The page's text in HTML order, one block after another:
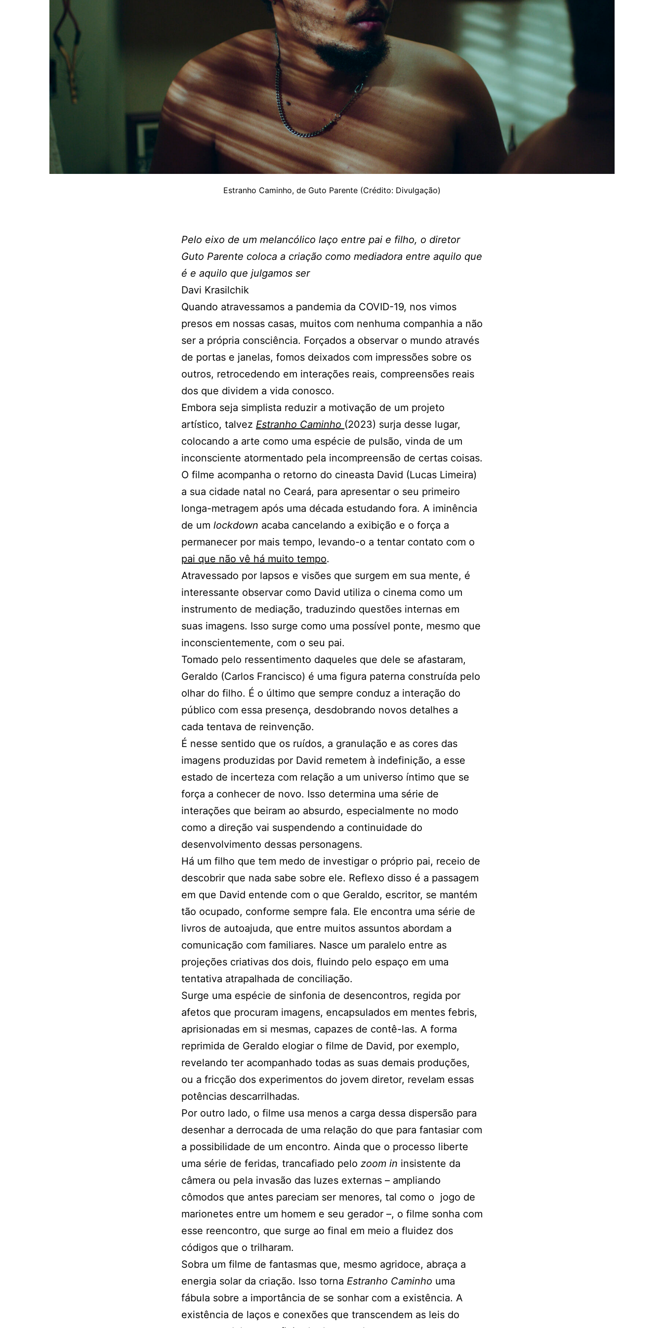
Estranho Caminho, de Guto Parente (Crédito: Divulgação)
Pelo eixo de um melancólico laço entre pai e filho, o diretor
Guto Parente coloca a criação como mediadora entre aquilo que
é e aquilo que julgamos ser
Davi Krasilchik
Quando atravessamos a pandemia da COVID-19, nos vimos
presos em nossas casas, muitos com nenhuma companhia a não
ser a própria consciência. Forçados a observar o mundo através
de portas e janelas, fomos deixados com impressões sobre os
outros, retrocedendo em interações reais, compreensões reais
dos que dividem a vida conosco.
Embora seja simplista reduzir a motivação de um projeto
artístico, talvez Estranho Caminho (2023) surja desse lugar,
colocando a arte como uma espécie de pulsão, vinda de um
inconsciente atormentado pela incompreensão de certas coisas.
O filme acompanha o retorno do cineasta David (Lucas Limeira)
a sua cidade natal no Ceará, para apresentar o seu primeiro
longa-metragem após uma década estudando fora. A iminência
de um lockdown acaba cancelando a exibição e o força a
permanecer por mais tempo, levando-o a tentar contato com o
pai que não vê há muito tempo.
Atravessado por lapsos e visões que surgem em sua mente, é
interessante observar como David utiliza o cinema como um
instrumento de mediação, traduzindo questões internas em
suas imagens. Isso surge como uma possível ponte, mesmo que
inconscientemente, com o seu pai.
Tomado pelo ressentimento daqueles que dele se afastaram,
Geraldo (Carlos Francisco) é uma figura paterna construída pelo
olhar do filho. É o último que sempre conduz a interação do
público com essa presença, desdobrando novos detalhes a
cada tentava de reinvenção.
É nesse sentido que os ruídos, a granulação e as cores das
imagens produzidas por David remetem à indefinição, a esse
estado de incerteza com relação a um universo íntimo que se
força a conhecer de novo. Isso determina uma série de
interações que beiram ao absurdo, especialmente no modo
como a direção vai suspendendo a continuidade do
desenvolvimento dessas personagens.
Há um filho que tem medo de investigar o próprio pai, receio de
descobrir que nada sabe sobre ele. Reflexo disso é a passagem
em que David entende com o que Geraldo, escritor, se mantém
tão ocupado, conforme sempre fala. Ele encontra uma série de
livros de autoajuda, que entre muitos assuntos abordam a
comunicação com familiares. Nasce um paralelo entre as
projeções criativas dos dois, fluindo pelo espaço em uma
tentativa atrapalhada de conciliação.
Surge uma espécie de sinfonia de desencontros, regida por
afetos que procuram imagens, encapsulados em mentes febris,
aprisionadas em si mesmas, capazes de contê-las. A forma
reprimida de Geraldo elogiar o filme de David, por exemplo,
revelando ter acompanhado todas as suas demais produções,
ou a fricção dos experimentos do jovem diretor, revelam essas
potências descarrilhadas.
Por outro lado, o filme usa menos a carga dessa dispersão para
desenhar a derrocada de uma relação do que para fantasiar com
a possibilidade de um encontro. Ainda que o processo liberte
uma série de feridas, trancafiado pelo zoom in insistente da
câmera ou pela invasão das luzes externas – ampliando
cômodos que antes pareciam ser menores, tal como o jogo de
marionetes entre um homem e seu gerador –, o filme sonha com
esse reencontro, que surge ao final em meio a fluidez dos
códigos que o trilharam.
Sobra um filme de fantasmas que, mesmo agridoce, abraça a
energia solar da criação. Isso torna Estranho Caminho uma
fábula sobre a importância de se sonhar com a existência. A
existência de laços e conexões que transcendem as leis do